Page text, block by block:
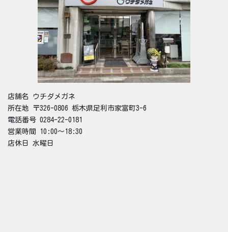
店舗名 ウチダメガネ
所在地 〒326-0806 栃木県足利市家富町3-6
電話番号 0284-22-0181
営業時間 10:00～18:30
店休日 水曜日